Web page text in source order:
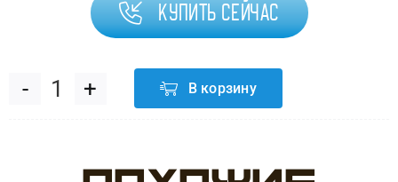
Купить сейчас
Количество
В корзину